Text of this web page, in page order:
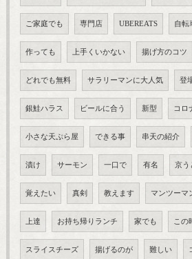
ご家庭でも 専門店 UBEREATS 自転
作っても 上手くいかない 揚げ方のコツ
どれでも無料 サラリーマンに大人気 登
銀鮭ハラス ビールに合う 新型 コロ
小さな天ぷら屋 できる事 串天の紹介
漬け サーモン 一口で 有名 京う
覚えたい 真剣 教えます マンツーマ
上達 お持ち帰りランチ 家でも この
スライスチーズ 揚げるのが 難しい